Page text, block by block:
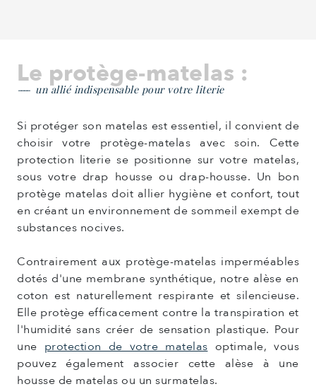
Le protège-matelas :
un allié indispensable pour votre literie
Si protéger son matelas est essentiel, il convient de
choisir votre protège-matelas avec soin. Cette
protection literie se positionne sur votre matelas,
sous votre drap housse ou drap-housse. Un bon
protège matelas doit allier hygiène et confort, tout
en créant un environnement de sommeil exempt de
substances nocives.
Contrairement aux protège-matelas imperméables
dotés d'une membrane synthétique, notre alèse en
coton est naturellement respirante et silencieuse.
Elle protège efficacement contre la transpiration et
l'humidité sans créer de sensation plastique. Pour
une protection de votre matelas optimale, vous
pouvez également associer cette alèse à une
housse de matelas ou un surmatelas.